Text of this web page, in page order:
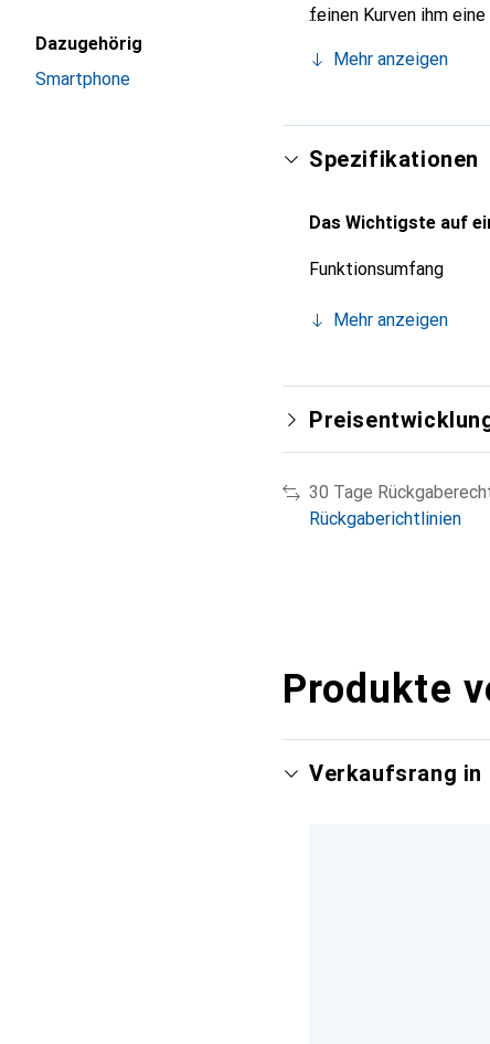
Dazugehörig
Smartphone
feinen Kurven ihm
Wahl für eine
Mehr anzeigen
Spezifikationen
Das Wichtigste auf
Funktionsumfang
Mehr anzeigen
30 Tage
Rückgaberichtlinien
Produkte
Verkaufsrang in